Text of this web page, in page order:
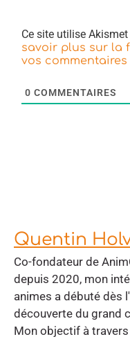
Ce site utilise
savoir plus sur la
vos
0 COMMENTAIRES
Quentin
Co-fondateur de
depuis 2020, mon
animes a débuté dès
découverte du grand
Mon objectif à